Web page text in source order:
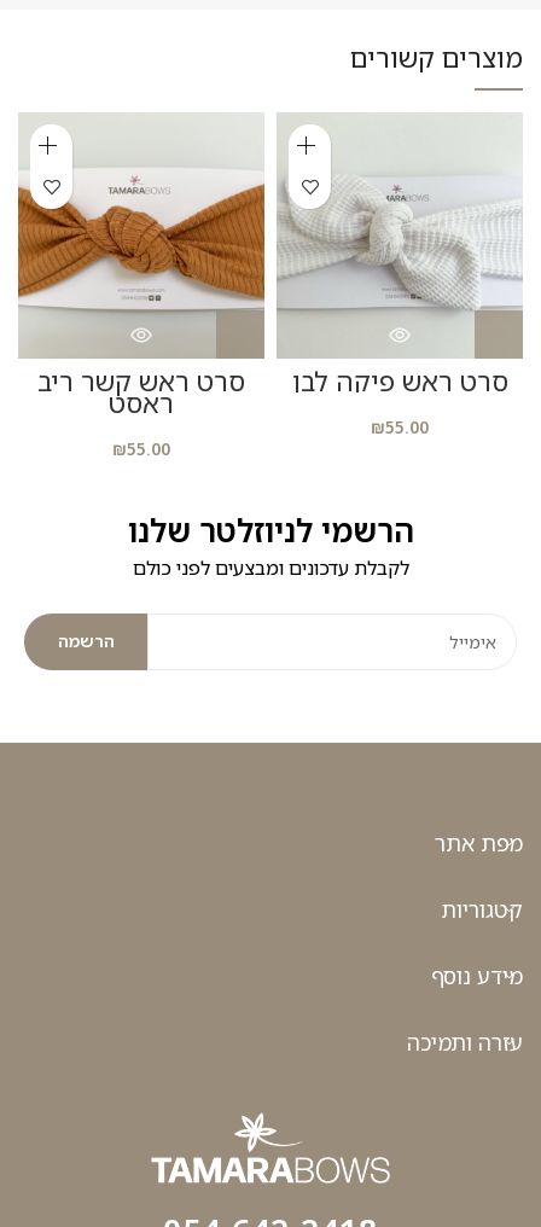
מוצרים קשורים
סרט ראש פיקה לבן
₪55.00
סרט ראש קשר ריב
ראסט
₪55.00
הרשמי לניוזלטר שלנו
לקבלת עדכונים ומבצעים לפני כולם
הרשמה
מפת אתר
קטגוריות
מידע נוסף
עזרה ותמיכה